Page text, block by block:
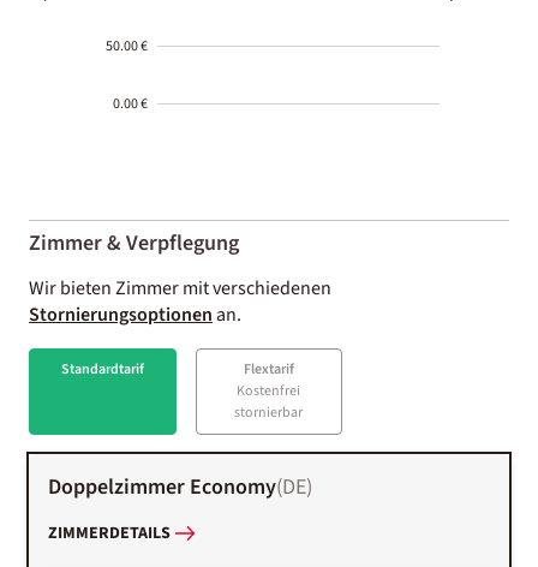
50.00 €
0.00 €
01-02
Zimmer & Verpflegung
Wir bieten Zimmer mit verschiedenen
Stornierungsoptionenan.
Standardtarif
Flextarif
Kostenfrei
stornierbar
Doppelzimmer Economy(DE)
ZIMMERDETAILS